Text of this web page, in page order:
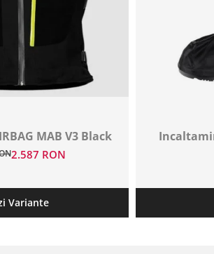
MAB V3 Black
2.587 RON
Variante